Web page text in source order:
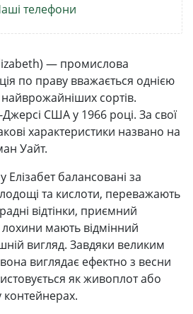
телефони
— промислова
по праву вважається однією
сортів.
США у 1966 році. За свої
характеристики названо на
Уайт.
Елізабет балансовані за
та кислоти, переважають
відтінки, приємний
мають відмінний
вигляд. Завдяки великим
вона виглядає ефектно з весни
як живоплот або